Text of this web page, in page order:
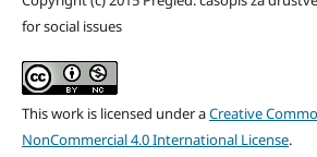
for social issues
This work is licensed under aCreative
NonCommercial 4.0 International License.